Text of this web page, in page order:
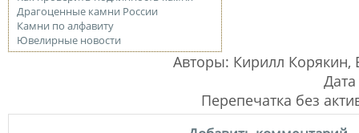
Драгоценные камни России
Камни по алфавиту
Ювелирные новости
Авторы: Кирилл Корякин,
Перепечатка без